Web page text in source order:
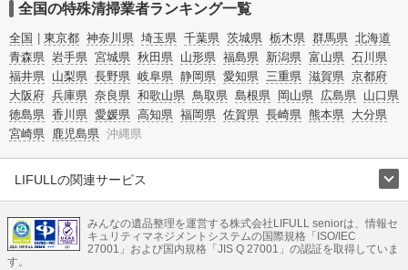
全国の特殊清掃業者ランキング一覧
全国 東京都 神奈川県 埼玉県 千葉県 茨城県 栃木県 群馬県 北海道
青森県 岩手県 宮城県 秋田県 山形県 福島県 新潟県 富山県 石川県
福井県 山梨県 長野県 岐阜県 静岡県 愛知県 三重県 滋賀県 京都府
大阪府 兵庫県 奈良県 和歌山県 鳥取県 島根県 岡山県 広島県 山口県
徳島県 香川県 愛媛県 高知県 福岡県 佐賀県 長崎県 熊本県 大分県
宮崎県 鹿児島県 沖縄県
LIFULLの関連サービス
不動産・住宅
引越し 老人ホーム 地方創生 ママの就労支援
不動産クラウドファンディング 遺品整理 老後の暮らし情報
みんなの遺品整理を運営する株式会社LIFULL seniorは、情報セ
キュリティマネジメントシステムの国際規格「ISO/IEC
27001」および国内規格「JIS Q 27001」の認証を取得していま
す。